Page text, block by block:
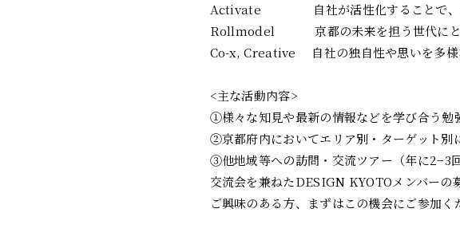
Activate 自社が活性化することで、地
Rollmodel 京都の未来を担う世代にと
Co-x, Creative 自社の独自性や思いを多様
<主な活動内容>
①様々な知見や最新の情報などを学び合う勉
②京都府内においてエリア別・ターゲット別
③他地域等への訪問・交流ツアー（年に2−3回
交流会を兼ねたDESIGN KYOTOメンバーの
ご興味のある方、まずはこの機会にご参加く